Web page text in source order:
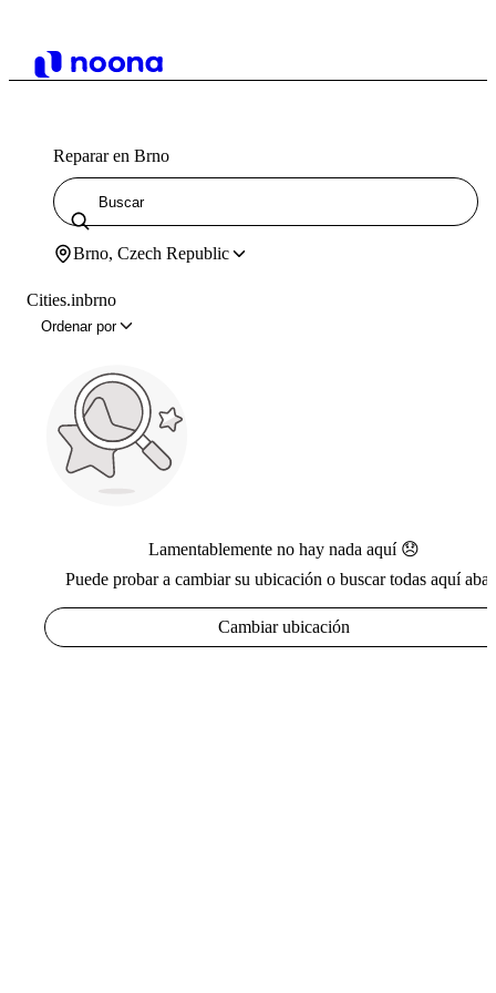
Reparar en Brno
Brno, Czech Republic
Cities.inbrno
Ordenar por
Lamentablemente no hay nada aquí 😞
Puede probar a cambiar su ubicación o buscar todas aquí
Cambiar ubicación